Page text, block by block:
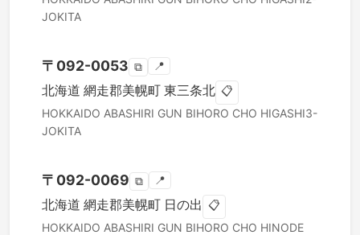
JOKITA
〒 092-0053 ⧉ 📍
北海道 網走郡美幌町 東三条北 📋
HOKKAIDO ABASHIRI GUN BIHORO CHO HIGASHI3-
JOKITA
〒 092-0069 ⧉ 📍
北海道 網走郡美幌町 日の出 📋
HOKKAIDO ABASHIRI GUN BIHORO CHO HINODE